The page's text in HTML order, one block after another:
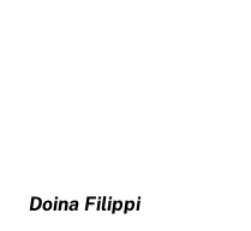
Doina Filippi